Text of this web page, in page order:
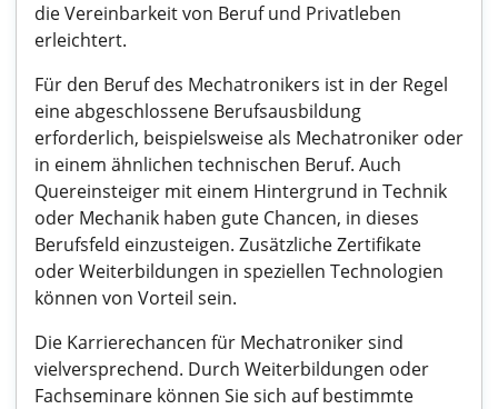
die Vereinbarkeit von Beruf und Privatleben
erleichtert.
Für den Beruf des Mechatronikers ist in der Regel
eine abgeschlossene Berufsausbildung
erforderlich, beispielsweise als Mechatroniker oder
in einem ähnlichen technischen Beruf. Auch
Quereinsteiger mit einem Hintergrund in Technik
oder Mechanik haben gute Chancen, in dieses
Berufsfeld einzusteigen. Zusätzliche Zertifikate
oder Weiterbildungen in speziellen Technologien
können von Vorteil sein.
Die Karrierechancen für Mechatroniker sind
vielversprechend. Durch Weiterbildungen oder
Fachseminare können Sie sich auf bestimmte